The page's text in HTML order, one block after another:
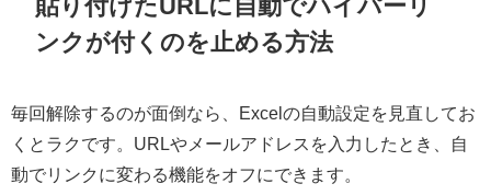
貼り付けたURLに自動でハイパーリ
ンクが付くのを止める方法
毎回解除するのが面倒なら、Excelの自動設定を見直してお
くとラクです。URLやメールアドレスを入力したとき、自
動でリンクに変わる機能をオフにできます。